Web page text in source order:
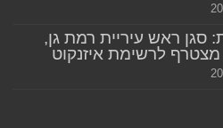
סגן ראש עיריית רמת גן,
מצטרף לרשימת איזנקוט